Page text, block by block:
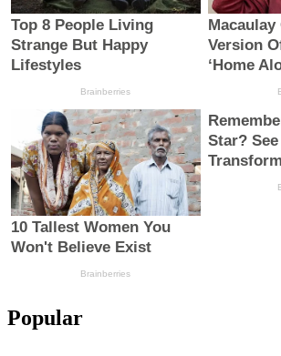
Popular